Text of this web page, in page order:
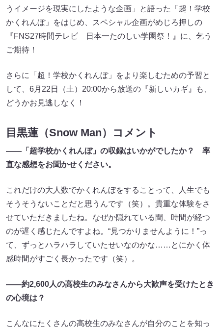
うイメージを現実にしたような企画」と語った「超！学校
かくれんぼ」をはじめ、スペシャル企画がめじろ押しの
『FNS27時間テレビ 日本一たのしい学園祭！』に、乞う
ご期待！
さらに「超！学校かくれんぼ」をより楽しむための予習と
して、6月22日（土）20:00から放送の『新しいカギ』も、
どうかお見逃しなく！
目黒蓮（Snow Man）コメント
――「超学校かくれんぼ」の収録はいかがでしたか？ 率
直な感想をお聞かせください。
これだけの大人数でかくれんぼをすることって、人生でも
そうそうないことだと思うんです（笑）。貴重な体験をさ
せていただきましたね。なぜか隠れている間、時間が経つ
のが遅く感じたんですよね。“見つかりませんように！”っ
て、ずっとハラハラしていたせいなのかな……とにかく体
感時間がすごく長かったです（笑）。
――約2,600人の高校生のみなさんから大歓声を受けたとき
の心境は？
こんなにたくさんの高校生のみなさんが自分のことを知っ